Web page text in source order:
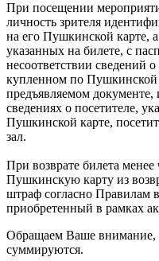
При посещении
личность зрителя
на его Пушкинской карте,
указанных на билете, с
несоответствии сведений
купленном по Пушкинской
предъявляемом
сведениях о посетителе,
Пушкинской карте,
зал.
При возврате билета менее
Пушкинскую карту из
штраф согласно Правилам
приобретенный в рамках
Обращаем Ваше внимание,
суммируются.